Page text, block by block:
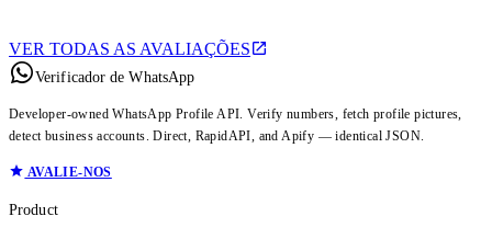
VER TODAS AS AVALIAÇÕES
Verificador de WhatsApp
Developer-owned WhatsApp Profile API. Verify numbers, fetch profile pictures,
detect business accounts. Direct, RapidAPI, and Apify — identical JSON.
AVALIE-NOS
Product